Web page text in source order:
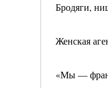
Бродяги,
Женская
«Мы —